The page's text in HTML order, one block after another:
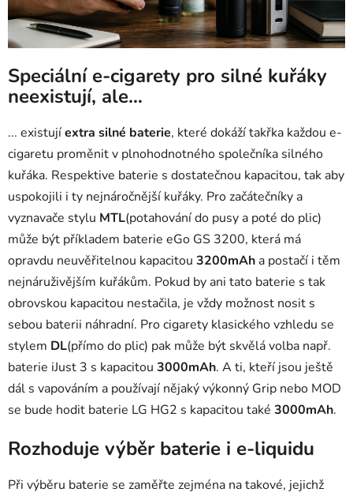
Speciální e-cigarety pro silné kuřáky
neexistují, ale…
... existujíextra silné baterie, které dokáží takřka každou e-
cigaretu proměnit v plnohodnotného společníka silného
kuřáka. Respektive baterie s dostatečnou kapacitou, tak aby
uspokojili i ty nejnáročnější kuřáky. Pro začátečníky a
vyznavače stylu MTL(potahování do pusy a poté do plic)
může být příkladem baterie eGo GS 3200, která má
opravdu neuvěřitelnou kapacitou 3200mAh a postačí i těm
nejnáruživějším kuřákům. Pokud by ani tato baterie s tak
obrovskou kapacitou nestačila, je vždy možnost nosit s
sebou baterii náhradní. Pro cigarety klasického vzhledu se
stylem DL(přímo do plic) pak může být skvělá volba např.
baterie iJust 3 s kapacitou 3000mAh. A ti, kteří jsou ještě
dál s vapováním a používají nějaký výkonný Grip nebo MOD
se bude hodit baterie LG HG2 s kapacitou také 3000mAh.
Rozhoduje výběr baterie i e-liquidu
Při výběru baterie se zaměřte zejména na takové, jejichž